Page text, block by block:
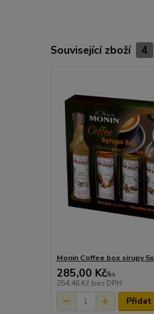
Související zboží 4
Monin Coffee box sirupy
285,00 Kč/ks
254,46 Kč bez DPH
Přidat